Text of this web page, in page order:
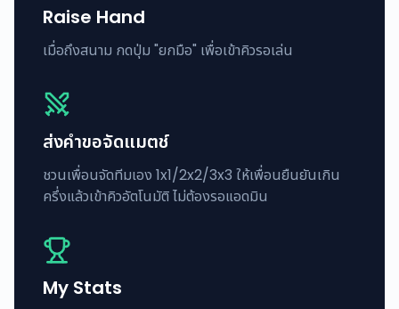
Raise Hand
เมื่อถึงสนาม กดปุ่ม "ยกมือ" เพื่อเข้าคิวรอเล่น
ส่งคำขอจัดแมตช์
ชวนเพื่อนจัดทีมเอง 1x1/2x2/3x3 ให้เพื่อนยืนยันเกิน
ครึ่งแล้วเข้าคิวอัตโนมัติ ไม่ต้องรอแอดมิน
My Stats